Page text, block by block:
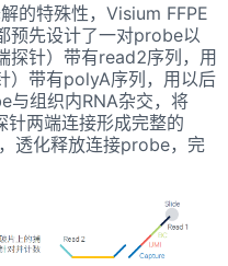
的特殊性，Visium FFPE
预先设计了一对probe以
探针）带有read2序列，用
）带有polyA序列，用以后
与组织内RNA杂交，将
两端连接形成完整的
透化释放连接probe，完